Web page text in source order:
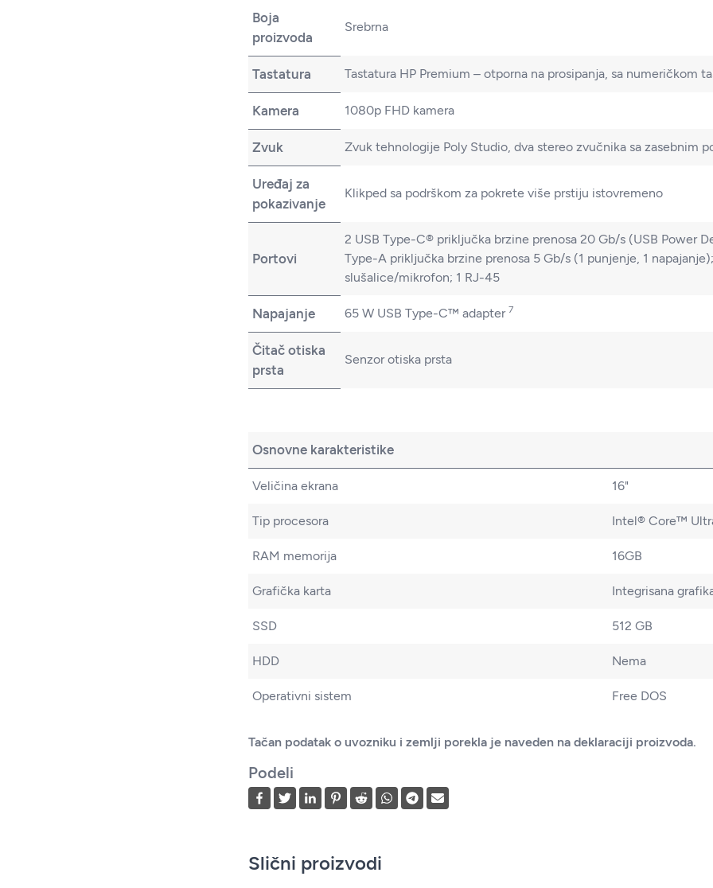
Boja
proizvoda
Srebrna
Tastatura Tastatura HP Premium – otporna na prosipanja, sa numeričkom
Kamera 1080p FHD kamera
Zvuk Zvuk tehnologije Poly Studio, dva stereo zvučnika sa zasebnim
Uređaj za
pokazivanje
Klikped sa podrškom za pokrete više prstiju istovremeno
Portovi
2 USB Type-C® priključka brzine prenosa 20 Gb/s (USB Power
Type-A priključka brzine prenosa 5 Gb/s (1 punjenje, 1
slušalice/mikrofon; 1 RJ-45
Napajanje 65 W USB Type-C™ adapter 7
Čitač otiska
prsta
Senzor otiska prsta
Osnovne karakteristike
Veličina ekrana 16"
Tip procesora Intel® Core™
RAM memorija 16GB
Grafička karta Integrisana
SSD 512 GB
HDD Nema
Operativni sistem Free DOS
Tačan podatak o uvozniku i zemlji porekla je naveden na deklaraciji proizvoda.
Podeli
Slični proizvodi